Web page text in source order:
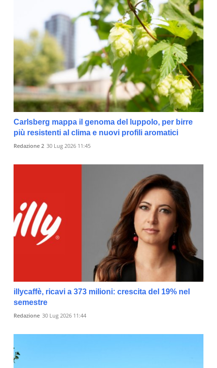
Carlsberg mappa il genoma del luppolo, per birre
più resistenti al clima e nuovi profili aromatici
Redazione 2 30 Lug 2026 11:45
illycaffè, ricavi a 373 milioni: crescita del 19% nel
semestre
Redazione 30 Lug 2026 11:44